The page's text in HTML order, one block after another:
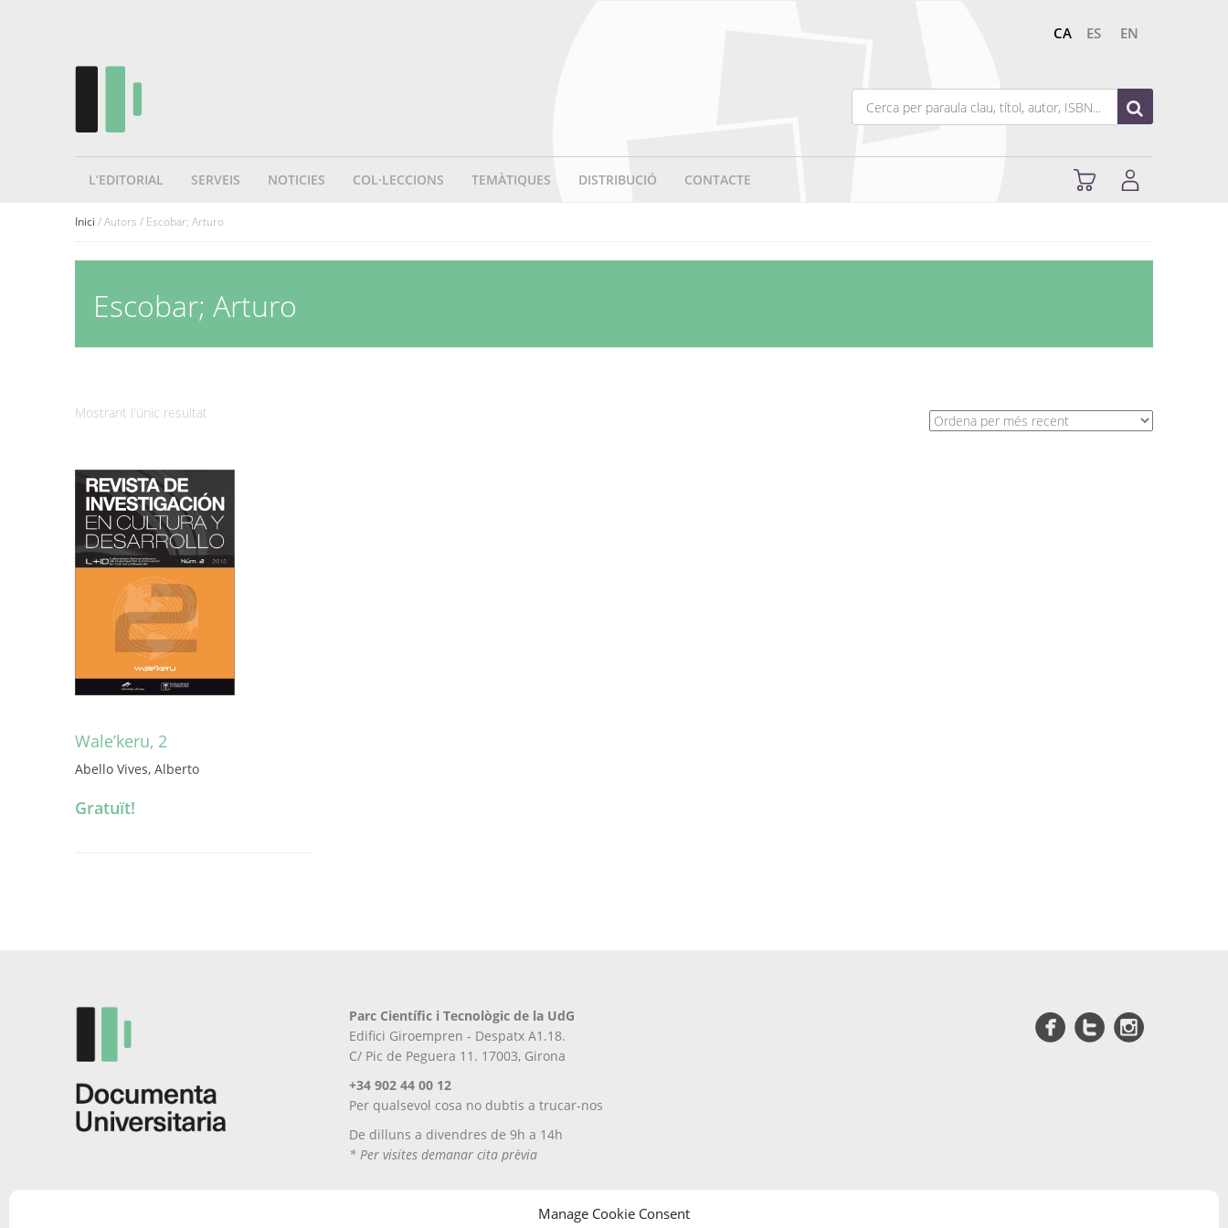
Manage Cookie Consent
CA ES EN
L’EDITORIAL SERVEIS NOTICIES COL·LECCIONS TEMÀTIQUES DISTRIBUCIÓ CONTACTE
Inici / Autors / Escobar; Arturo
Escobar; Arturo
Mostrant l'únic resultat
Wale’keru, 2
Abello Vives, Alberto
Gratuït!
Parc Científic i Tecnològic de la UdG
Edifici Giroempren - Despatx A1.18.
C/ Pic de Peguera 11. 17003, Girona
+34 902 44 00 12
Per qualsevol cosa no dubtis a trucar-nos
De dilluns a divendres de 9h a 14h
* Per visites demanar cita prèvia